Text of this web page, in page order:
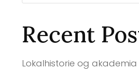
Recent
Lokalhistorie og akademia